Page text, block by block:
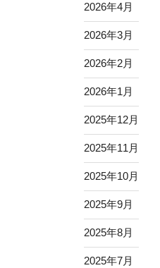
2026年4月
2026年3月
2026年2月
2026年1月
2025年12月
2025年11月
2025年10月
2025年9月
2025年8月
2025年7月